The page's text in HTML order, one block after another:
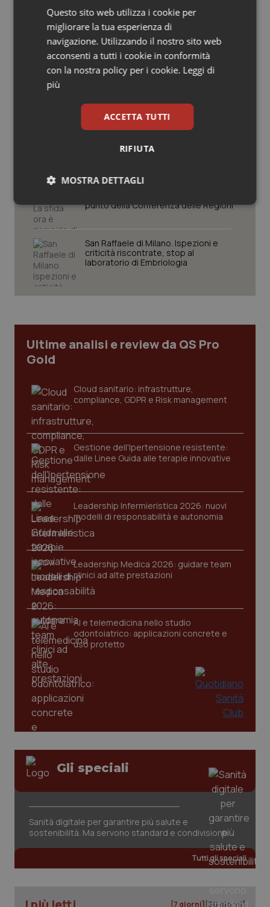
Salute orale & impianti
Sangue & coagulazione
Tiroide
Tumore al seno
Tumori gastrointestinali
Ulcera & Reflusso
Vaccini
Potrebbe interessarti in
Lazio
Settimana della Scienza dello
Regione Lombardia scrive al ministro
fotografano la qualità reale del Ssn”
Case di comunità. La sfida ora è
punto della Conferenza delle Regioni
San Raffaele di Milano. Ispezioni e
criticità riscontrate, stop al
laboratorio di Embriologia
Ultime analisi e review da QS Pro
Gold
Cloud sanitario: infrastrutture,
compliance, GDPR e Risk management
Gestione dell'Ipertensione resistente:
dalle Linee Guida alle terapie innovative
Leadership Infermieristica 2026: nuovi
modelli di responsabilità e autonomia
Leadership Medica 2026: guidare team
clinici ad alte prestazioni
AI e telemedicina nello studio
odontoiatrico: applicazioni concrete e
uso protetto
Gli speciali
Sanità digitale per garantire più salute e
sostenibilità. Ma servono standard e condivisione
Tutti gli speciali
[7 giorni] [30 giorni]
Questo sito web utilizza i cookie per
migliorare la tua esperienza di
navigazione. Utilizzando il nostro sito web
acconsenti a tutti i cookie in conformità
con la nostra policy per i cookie. Leggi di
più
ACCETTA TUTTI
RIFIUTA
MOSTRA DETTAGLI
Necessari Statistici Marketing
sito web abilitandone funzionalità di base quali la
protette del sito. Il sito web non è in grado di
funzionare correttamente senza questi cookie.
VISITOR_PRIVACY_METADATA
YouTube
.youtube.com
CookieScriptConsent
tracking-sites-ironfish-
www.quotidianosanita.it
2
www.quotidianosanita.it
_ga
Google LLC
1